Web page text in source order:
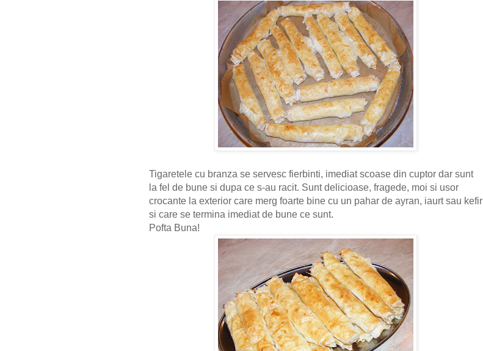
Tigaretele cu branza se servesc fierbinti, imediat scoase din cuptor dar sunt
la fel de bune si dupa ce s-au racit. Sunt delicioase, fragede, moi si usor
crocante la exterior care merg foarte bine cu un pahar de ayran, iaurt sau kefir
si care se termina imediat de bune ce sunt.
Pofta Buna!